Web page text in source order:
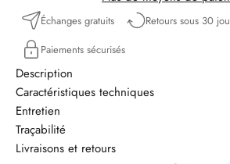
Échanges gratuits
Retours sous 30
Paiements sécurisés
Description
Caractéristiques techniques
Entretien
Traçabilité
Livraisons et retours